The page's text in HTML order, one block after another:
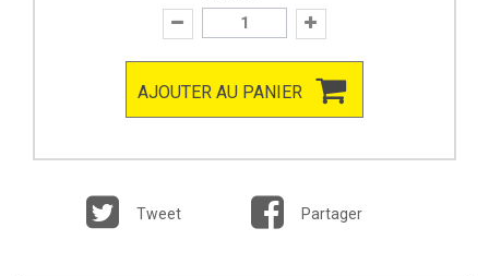
AJOUTER AU PANIER
Tweet Partager